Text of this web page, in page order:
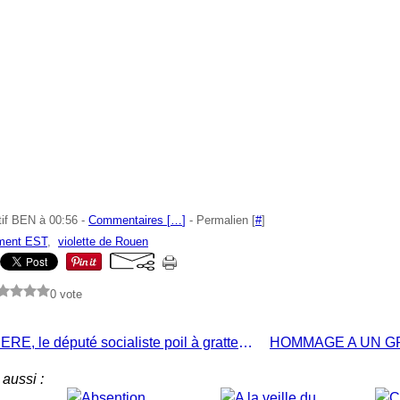
BEN à 00:56 - Commentaires […] - Permalien [#]
EST, violette de Rouen
0 vote
René DOSIERE, le député socialiste poil à gratter des barons LOCALISTES
aussi :